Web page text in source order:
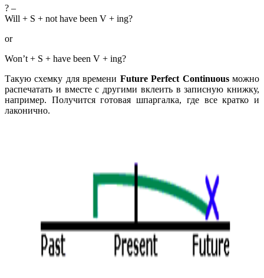
? –
Will + S + not have been V + ing?
or
Won’t + S + have been V + ing?
Такую схемку для времени Future Perfect Continuousможно
распечатать и вместе с другими вклеить в записную книжку,
например. Получится готовая шпаргалка, где все кратко и
лаконично.